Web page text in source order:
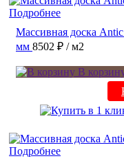
Подробнее
Массивная доска
мм 8502 ₽ / м2
В
Подробнее